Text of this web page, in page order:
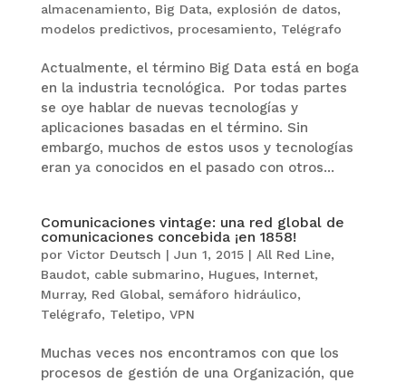
almacenamiento, Big Data, explosión de datos,
modelos predictivos, procesamiento, Telégrafo
Actualmente, el término Big Data está en boga
en la industria tecnológica. Por todas partes
se oye hablar de nuevas tecnologías y
aplicaciones basadas en el término. Sin
embargo, muchos de estos usos y tecnologías
eran ya conocidos en el pasado con otros...
Comunicaciones vintage: una red global de
comunicaciones concebida ¡en 1858!
por Victor Deutsch | Jun 1, 2015| All Red Line,
Baudot, cable submarino, Hugues, Internet,
Murray, Red Global, semáforo hidráulico,
Telégrafo, Teletipo, VPN
Muchas veces nos encontramos con que los
procesos de gestión de una Organización, que